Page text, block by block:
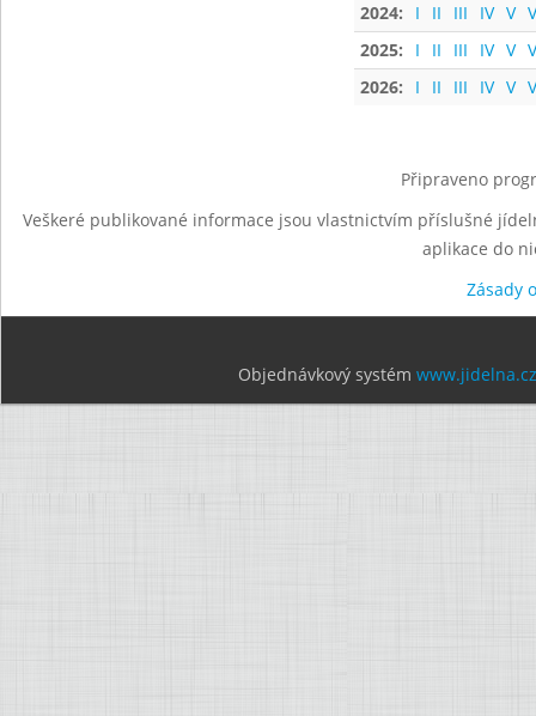
2024:
I II III IV V
2025:
I II III IV V
2026:
I II III IV V
Připraveno
Veškeré publikované informace jsou vlastnictvím příslušné
aplikace do
Zásady
Objednávkový systém www.jidelna.cz